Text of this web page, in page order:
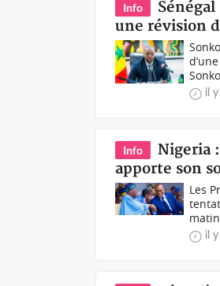
Info
une révision
il
Info
Nigeria
apporte son
Les
il